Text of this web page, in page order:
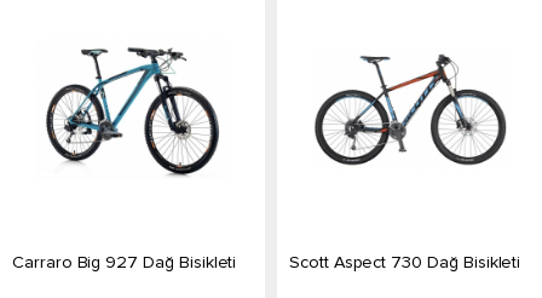
Carraro Big 927 Dağ Bisikleti Scott Aspect 730 Dağ Bisikleti